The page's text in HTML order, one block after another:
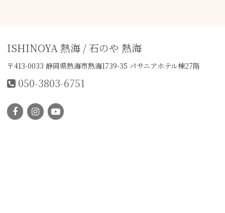
ISHINOYA 熱海 / 石のや 熱海
〒413-0033 静岡県熱海市熱海1739-35 パサニアホテル棟27階
050-3803-6751